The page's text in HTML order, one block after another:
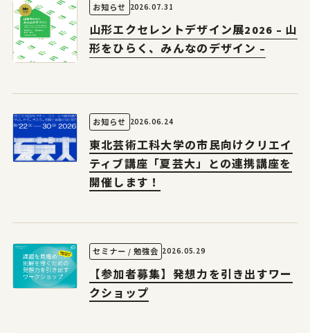
お知らせ 2026.07.31
山形エクセレントデザイン展2026 – 山
形をひらく、みんなのデザイン –
お知らせ 2026.06.24
東北芸術工科大学の市民向けクリエイ
ティブ講座「夏芸大」との連携講座を
開催します！
セミナー / 勉強会 2026.05.29
【参加者募集】発想力を引き出すワー
クショップ